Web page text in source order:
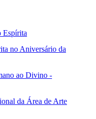
Espírita
no Aniversário da
ao Divino -
da Área de Arte